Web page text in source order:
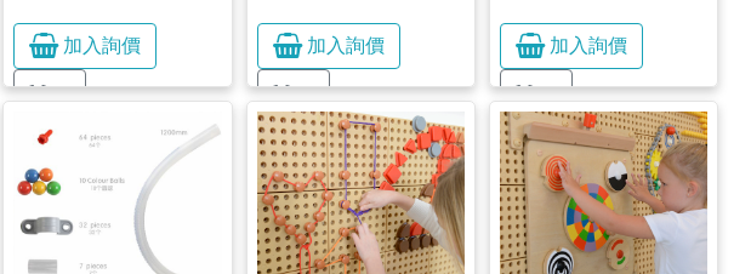
加入詢價
More
加入詢價
More
加入詢價
More